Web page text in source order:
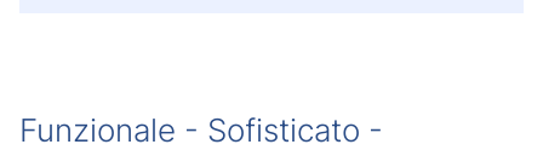
Funzionale - Sofisticato -